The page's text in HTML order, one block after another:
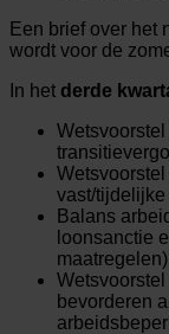
Een brief over het
wordt voor de
In het derde
vast/tijdelijke
Balans
loonsanctie
maatregelen)
bevorderen